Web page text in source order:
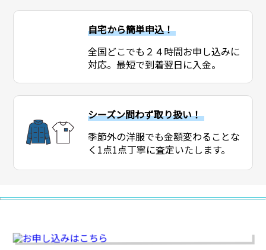
自宅から簡単申込！
全国どこでも２４時間お申し込みに
対応。最短で到着翌日に入金。
シーズン問わず取り扱い！
季節外の洋服でも金額変わることな
く1点1点丁寧に査定いたします。